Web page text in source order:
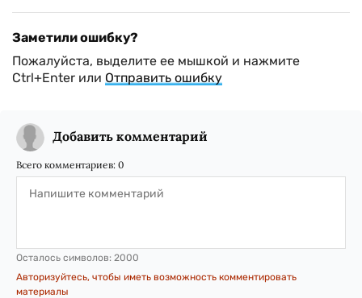
Заметили ошибку?
Пожалуйста, выделите ее мышкой и нажмите
Ctrl+Enter или Отправить ошибку
Добавить комментарий
Всего комментариев: 0
Осталось символов: 2000
Авторизуйтесь, чтобы иметь возможность комментировать
материалы